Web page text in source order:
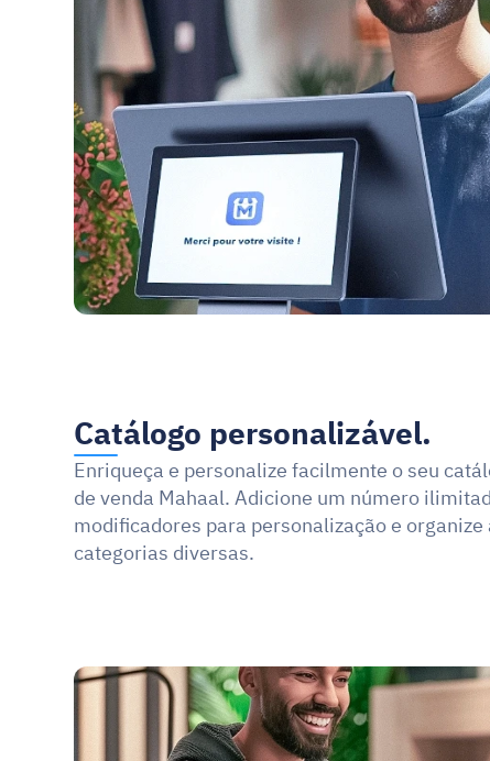
Catálogo personalizável.
Enriqueça e personalize facilmente o seu
de venda Mahaal. Adicione um número
modificadores para personalização e
categorias diversas.